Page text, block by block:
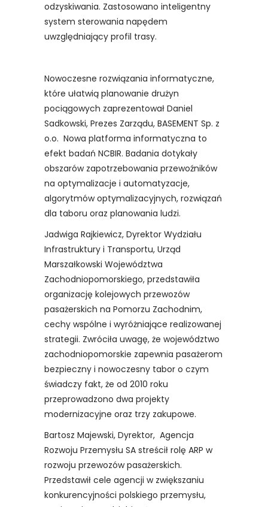
odzyskiwania. Zastosowano inteligentny
system sterowania napędem
uwzględniający profil trasy.
Nowoczesne rozwiązania informatyczne,
które ułatwią planowanie drużyn
pociągowych zaprezentował Daniel
Sadkowski, Prezes Zarządu, BASEMENT Sp. z
o.o. Nowa platforma informatyczna to
efekt badań NCBIR. Badania dotykały
obszarów zapotrzebowania przewoźników
na optymalizacje i automatyzacje,
algorytmów optymalizacyjnych, rozwiązań
dla taboru oraz planowania ludzi.
Jadwiga Rajkiewicz, Dyrektor Wydziału
Infrastruktury i Transportu, Urząd
Marszałkowski Województwa
Zachodniopomorskiego, przedstawiła
organizację kolejowych przewozów
pasażerskich na Pomorzu Zachodnim,
cechy wspólne i wyróżniające realizowanej
strategii. Zwróciła uwagę, że województwo
zachodniopomorskie zapewnia pasażerom
bezpieczny i nowoczesny tabor o czym
świadczy fakt, że od 2010 roku
przeprowadzono dwa projekty
modernizacyjne oraz trzy zakupowe.
Bartosz Majewski, Dyrektor, Agencja
Rozwoju Przemysłu SA streścił rolę ARP w
rozwoju przewozów pasażerskich.
Przedstawił cele agencji w zwiększaniu
konkurencyjności polskiego przemysłu,